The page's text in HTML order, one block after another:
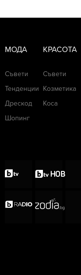
МОДА
Съвети
Тенденции
Дрескод
Шопинг
КРАСОТА
Съвети
Козметика
Коса